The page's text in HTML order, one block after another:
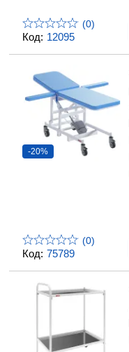
Код: 12095
(0)
Код: 75789
-20%
(0)